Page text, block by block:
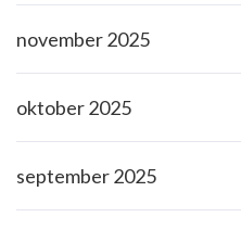
november 2025
oktober 2025
september 2025